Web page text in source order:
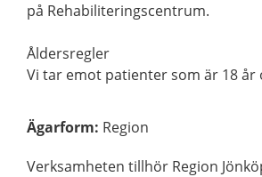
på Rehabiliteringscentrum.
Åldersregler
Vi tar emot patienter som är 18 år
Ägarform: Region
Verksamheten tillhör Region